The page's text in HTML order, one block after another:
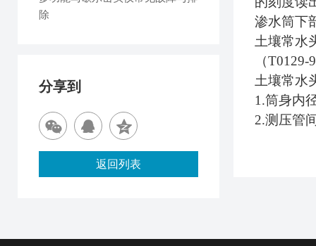
渗水筒下
土壤常水
（
土壤常水
1.筒身内
2.测压管
除
分享到
返回列表